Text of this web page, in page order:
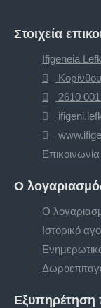
Στοιχεία
Ifigeneia
2610
Επικοινωνία
Ο
Ο
Ιστορικό
Εξυπηρέτηση